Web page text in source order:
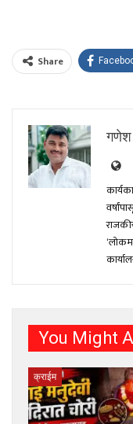
Share
गणेश
You Might
क्राईम